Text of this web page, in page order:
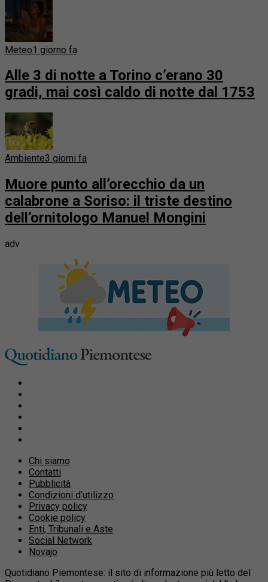
Meteo1 giorno fa
Alle 3 di notte a Torino c’erano 30
gradi, mai così caldo di notte dal 1753
Ambiente3 giorni fa
Muore punto all’orecchio da un
calabrone a Soriso: il triste destino
dell’ornitologo Manuel Mongini
adv
Chi siamo
Contatti
Pubblicità
Condizioni d’utilizzo
Privacy policy
Cookie policy
Enti, Tribunali e Aste
Social Network
Novajo
Quotidiano Piemontese: il sito di informazione più letto del